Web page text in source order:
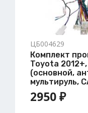
ЦБ004629
Комплект
Toyota
(основной,
мультируль,
2950 ₽